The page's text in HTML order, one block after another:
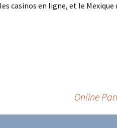
casinos en ligne, et le Mexique
Online